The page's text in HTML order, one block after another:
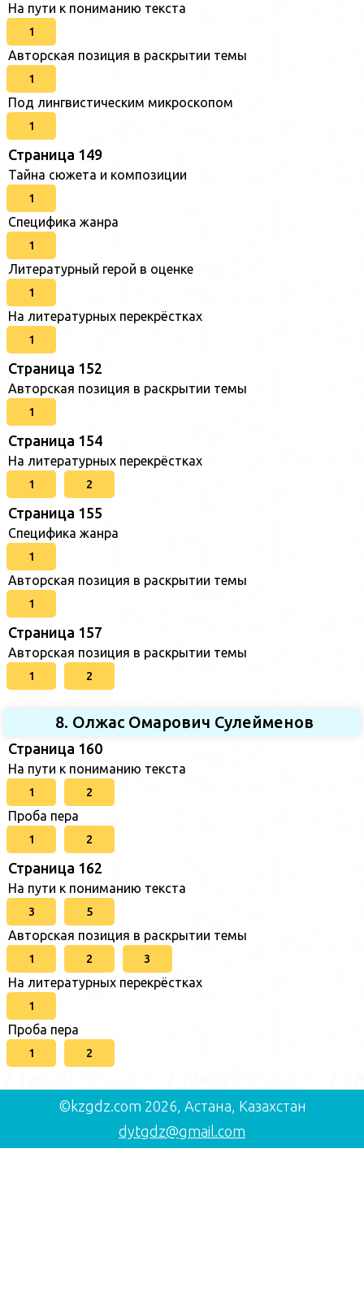
На пути к пониманию текста
1
Авторская позиция в раскрытии темы
1
Под лингвистическим микроскопом
1
Страница 149
Тайна сюжета и композиции
1
Специфика жанра
1
Литературный герой в оценке
1
На литературных перекрёстках
1
Страница 152
Авторская позиция в раскрытии темы
1
Страница 154
На литературных перекрёстках
1 2
Страница 155
Специфика жанра
1
Авторская позиция в раскрытии темы
1
Страница 157
Авторская позиция в раскрытии темы
1 2
8. Олжас Омарович Сулейменов
Страница 160
На пути к пониманию текста
1 2
Проба пера
1 2
Страница 162
На пути к пониманию текста
3 5
Авторская позиция в раскрытии темы
1 2 3
На литературных перекрёстках
1
Проба пера
1 2
©kzgdz.com 2026, Астана, Казахстан
dytgdz@gmail.com